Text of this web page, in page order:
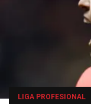
LIGA PROFESIONAL